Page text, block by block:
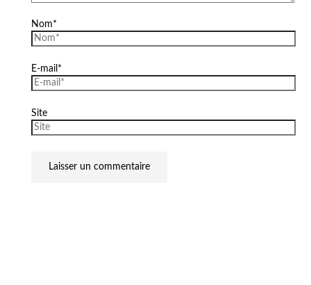
Nom*
E-mail*
Site